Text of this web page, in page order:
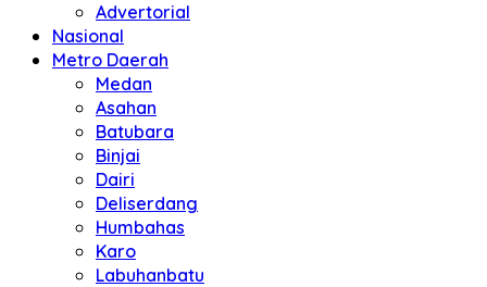
Advertorial
Nasional
Metro Daerah
Medan
Asahan
Batubara
Binjai
Dairi
Deliserdang
Humbahas
Karo
Labuhanbatu